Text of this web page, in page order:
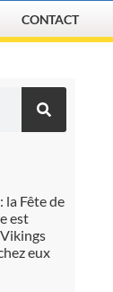
CONTACT
la Fête de
est
eux